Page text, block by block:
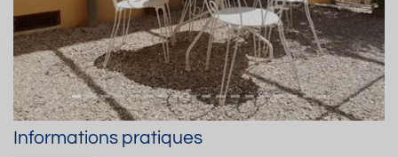
Informations pratiques